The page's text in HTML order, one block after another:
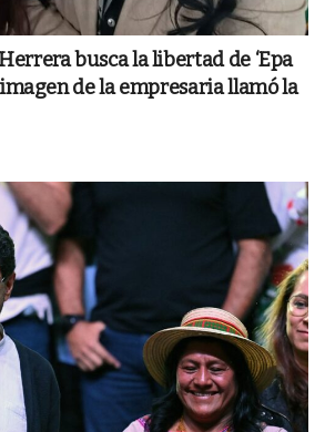
busca la libertad de ‘Epa
imagen de la empresaria llamó la